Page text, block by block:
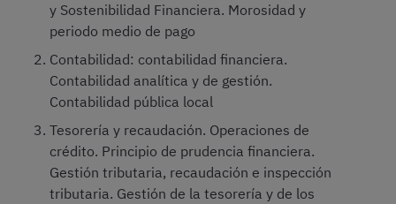
y Sostenibilidad Financiera. Morosidad y
periodo medio de pago
Contabilidad: contabilidad financiera.
Contabilidad analítica y de gestión.
Contabilidad pública local
Tesorería y recaudación. Operaciones de
crédito. Principio de prudencia financiera.
Gestión tributaria, recaudación e inspección
tributaria. Gestión de la tesorería y de los